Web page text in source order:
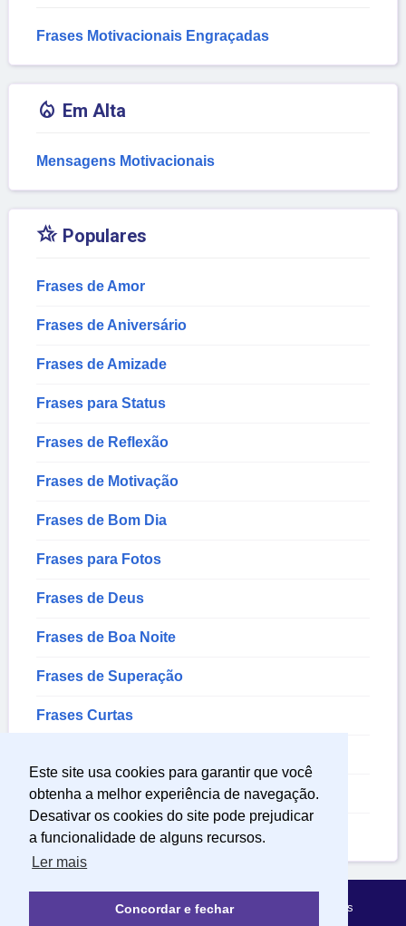
Este site usa cookies para garantir que você
obtenha a melhor experiência de navegação.
Desativar os cookies do site pode prejudicar
a funcionalidade de alguns recursos.
Ler mais
Concordar e fechar
Frases Motivacionais Engraçadas
 Em Alta
Mensagens Motivacionais
 Populares
Frases de Amor
Frases de Aniversário
Frases de Amizade
Frases para Status
Frases de Reflexão
Frases de Motivação
Frases de Bom Dia
Frases para Fotos
Frases de Deus
Frases de Boa Noite
Frases de Superação
Frases Curtas
Frases Bíblicas
Frases Engraçadas
Política de Privacidade Sobre Mensagens Mágicas